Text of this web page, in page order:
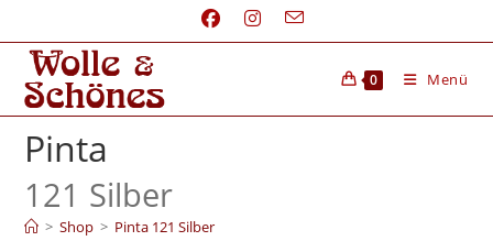
0 Menü
Pinta
121 Silber
> Shop > Pinta 121 Silber